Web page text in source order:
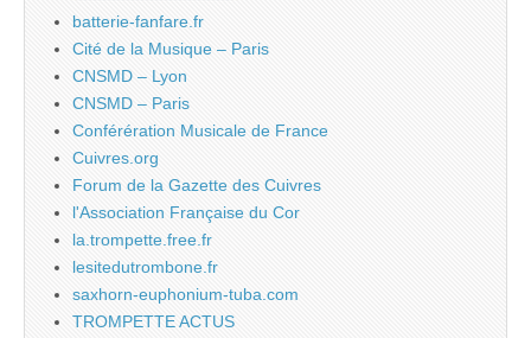
batterie-fanfare.fr
Cité de la Musique – Paris
CNSMD – Lyon
CNSMD – Paris
Conférération Musicale de France
Cuivres.org
Forum de la Gazette des Cuivres
l'Association Française du Cor
la.trompette.free.fr
lesitedutrombone.fr
saxhorn-euphonium-tuba.com
TROMPETTE ACTUS